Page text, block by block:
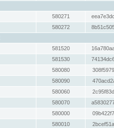
580271
580272
581520
581530
580080
580090
580060
580070
580000
580010